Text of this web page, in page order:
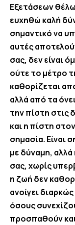
Εξετάσεων
ευχηθώ καλή
σημαντικό να
αυτές
σας, δεν είναι
ούτε το μέτρο
καθορίζεται
αλλά από τα
την πίστη στις
και η πίστη
σημασία. Είναι
με δύναμη,
σας, χωρίς
η ζωή δεν
ανοίγει
όσους
προσπαθούν